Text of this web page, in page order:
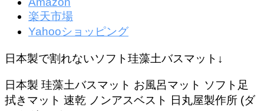
楽天市場
Yahooショッピング
日本製で割れないソフト珪藻土バスマット↓
日本製 珪藻土バスマット お風呂マット ソフト足
拭きマット 速乾 ノンアスベスト 日丸屋製作所 (ダ